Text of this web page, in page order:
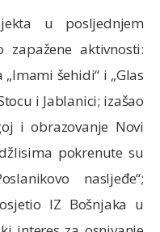
u posljednjem
aktivnosti:
šehidi“ i „Glas
i Jablanici; izašao
i obrazovanje Novi
pokrenute su
nasljeđe“;
IZ Bošnjaka u